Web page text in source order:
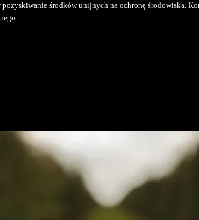
środków unijnych na ochronę środowiska.